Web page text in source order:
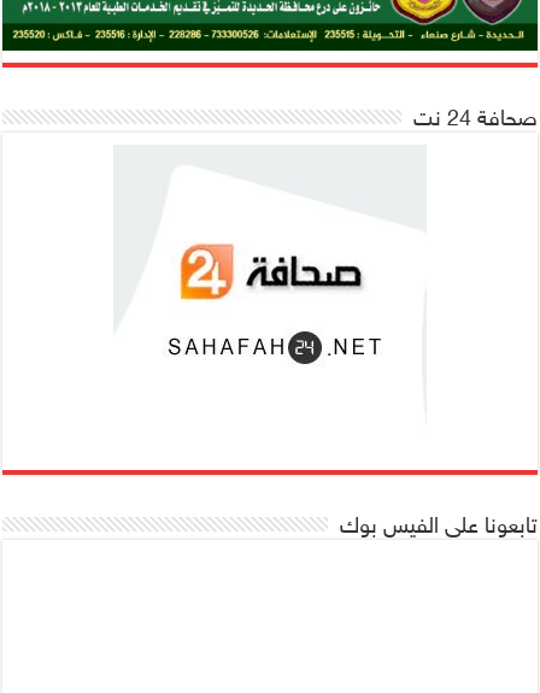
صحافة 24 نت
تابعونا على الفيس بوك